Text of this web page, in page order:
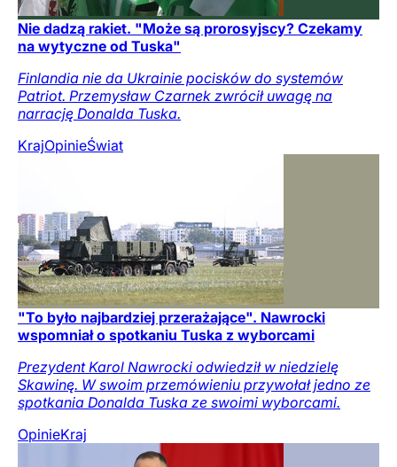
Nie dadzą rakiet. "Może są prorosyjscy? Czekamy
na wytyczne od Tuska"
Finlandia nie da Ukrainie pocisków do systemów
Patriot. Przemysław Czarnek zwrócił uwagę na
narrację Donalda Tuska.
KrajOpinieŚwiat
"To było najbardziej przerażające". Nawrocki
wspomniał o spotkaniu Tuska z wyborcami
Prezydent Karol Nawrocki odwiedził w niedzielę
Skawinę. W swoim przemówieniu przywołał jedno ze
spotkania Donalda Tuska ze swoimi wyborcami.
OpinieKraj